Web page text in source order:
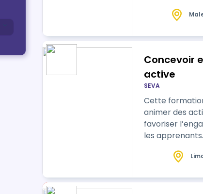
Concevoir
active
SEVA
Cette
animer des
favoriser
les
animer des